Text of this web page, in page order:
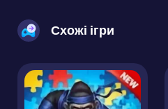
Схожі ігри